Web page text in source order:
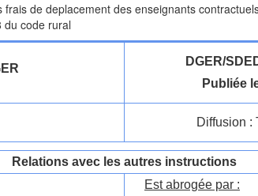
frais de deplacement des enseignants
du code rural
DGER/
Publiée
Diffusion :
Relations avec les autres instructions
Est abrogée par :